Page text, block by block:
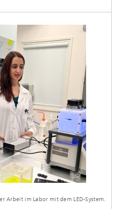
Arbeit im Labor mit dem LED-System.